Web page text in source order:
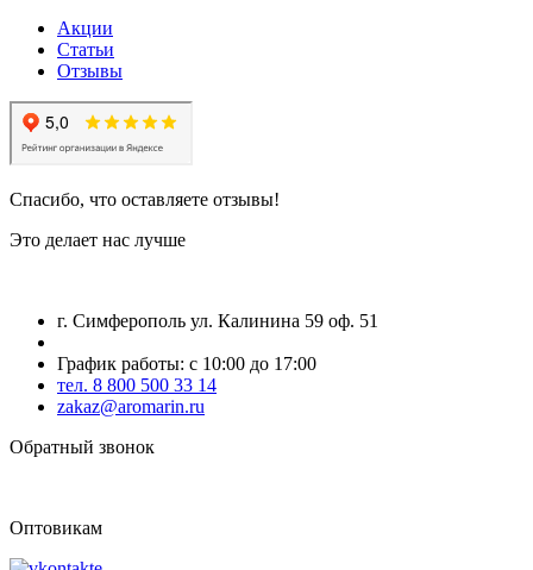
Акции
Статьи
Отзывы
Спасибо, что оставляете отзывы!
Это делает нас лучше
г. Симферополь ул. Калинина 59 оф. 51
График работы: с 10:00 до 17:00
тел. 8 800 500 33 14
zakaz@aromarin.ru
Обратный звонок
Оптовикам